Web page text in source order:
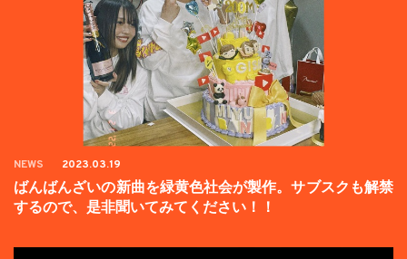
NEWS 2023.03.19
ばんばんざいの新曲を緑黄色社会が製作。サブスクも解禁
するので、是非聞いてみてください！！